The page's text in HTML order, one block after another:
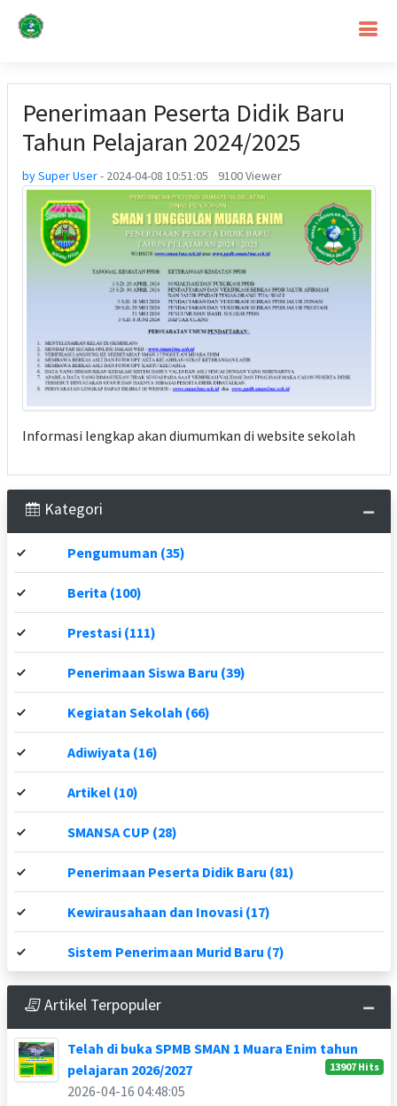
Penerimaan Peserta Didik Baru
Tahun Pelajaran 2024/2025
by Super User- 2024-04-08 10:51:05 9100 Viewer
Informasi lengkap akan diumumkan di website sekolah
Kategori
Pengumuman (35)
Berita (100)
Prestasi (111)
Penerimaan Siswa Baru (39)
Kegiatan Sekolah (66)
Adiwiyata (16)
Artikel (10)
SMANSA CUP (28)
Penerimaan Peserta Didik Baru (81)
Kewirausahaan dan Inovasi (17)
Sistem Penerimaan Murid Baru (7)
Artikel Terpopuler
Telah di buka SPMB SMAN 1 Muara Enim tahun
pelajaran 2026/2027
13907 Hits
2026-04-16 04:48:05